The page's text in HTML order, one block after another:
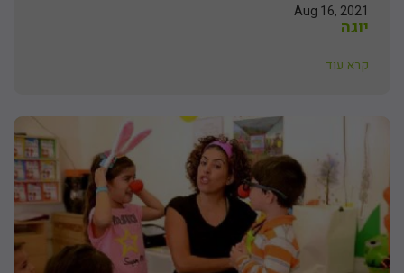
Aug 16, 2021
יוגה
קרא עוד